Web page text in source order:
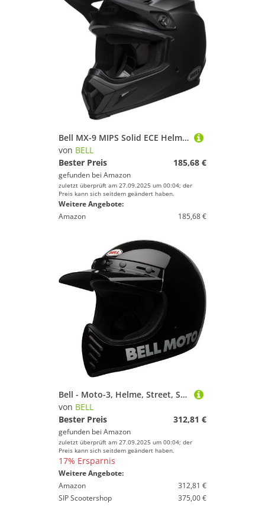
Bell MX-9 MIPS Solid ECE Helm, Polycarbonat-Schale, MIPS Energiemanagement, verstellbares Visier, Velocity Flow-Belüftung, waschbares Innenfutter, Farbe: Schwarz, Größe: L
von BELL
Bester Preis
185,68 €
gefunden bei Amazon
zuletzt überprüft am 27.09.2025 um 00:04; der
Preis kann sich seitdem geändert haben.
Weitere Angebote:
Amazon
185,68 €
Bell - Moto-3, Helme, Street, Schwarz, XL
von BELL
Bester Preis
312,81 €
gefunden bei Amazon
zuletzt überprüft am 27.09.2025 um 00:04; der
Preis kann sich seitdem geändert haben.
17% Ersparnis
Weitere Angebote:
Amazon
312,81 €
SIP Scootershop
375,00 €